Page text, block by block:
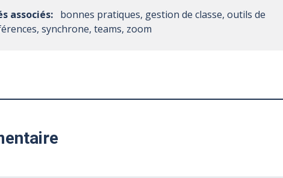
associés: bonnes pratiques, gestion de classe, outils de
synchrone, teams, zoom